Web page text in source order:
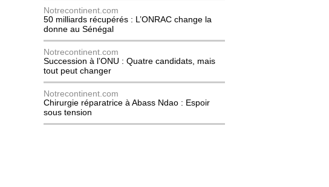
Notrecontinent.com
50 milliards récupérés : L’ONRAC change la
donne au Sénégal
Notrecontinent.com
Succession à l’ONU : Quatre candidats, mais
tout peut changer
Notrecontinent.com
Chirurgie réparatrice à Abass Ndao : Espoir
sous tension